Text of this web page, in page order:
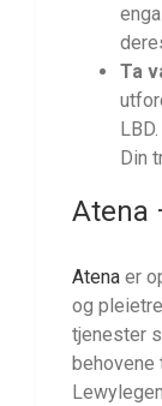
Ta
Din
Atena
Atena er
og
tjenester